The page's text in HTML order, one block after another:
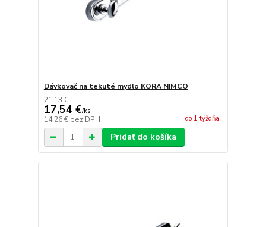
Dávkovač na tekuté mydlo KORA NIMCO
21,13 €
17,54 €/ks
14,26 € bez DPH do 1 týždňa
Pridať do košíka